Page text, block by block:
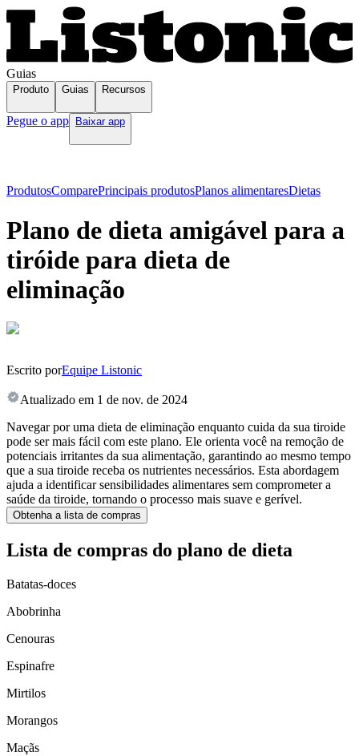
Guias
Produto Guias Recursos
Pegue o app Baixar app
ProdutosComparePrincipais produtosPlanos alimentaresDietas
Plano de dieta amigável para a
tiróide para dieta de
eliminação
Escrito porEquipe Listonic
Atualizado em 1 de nov. de 2024
Navegar por uma dieta de eliminação enquanto cuida da sua tiroide
pode ser mais fácil com este plano. Ele orienta você na remoção de
potenciais irritantes da sua alimentação, garantindo ao mesmo tempo
que a sua tiroide receba os nutrientes necessários. Esta abordagem
ajuda a identificar sensibilidades alimentares sem comprometer a
saúde da tiroide, tornando o processo mais suave e gerível.
Obtenha a lista de compras
Lista de compras do plano de dieta
Batatas-doces
Abobrinha
Cenouras
Espinafre
Mirtilos
Morangos
Maçãs